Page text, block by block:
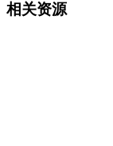
相关资源